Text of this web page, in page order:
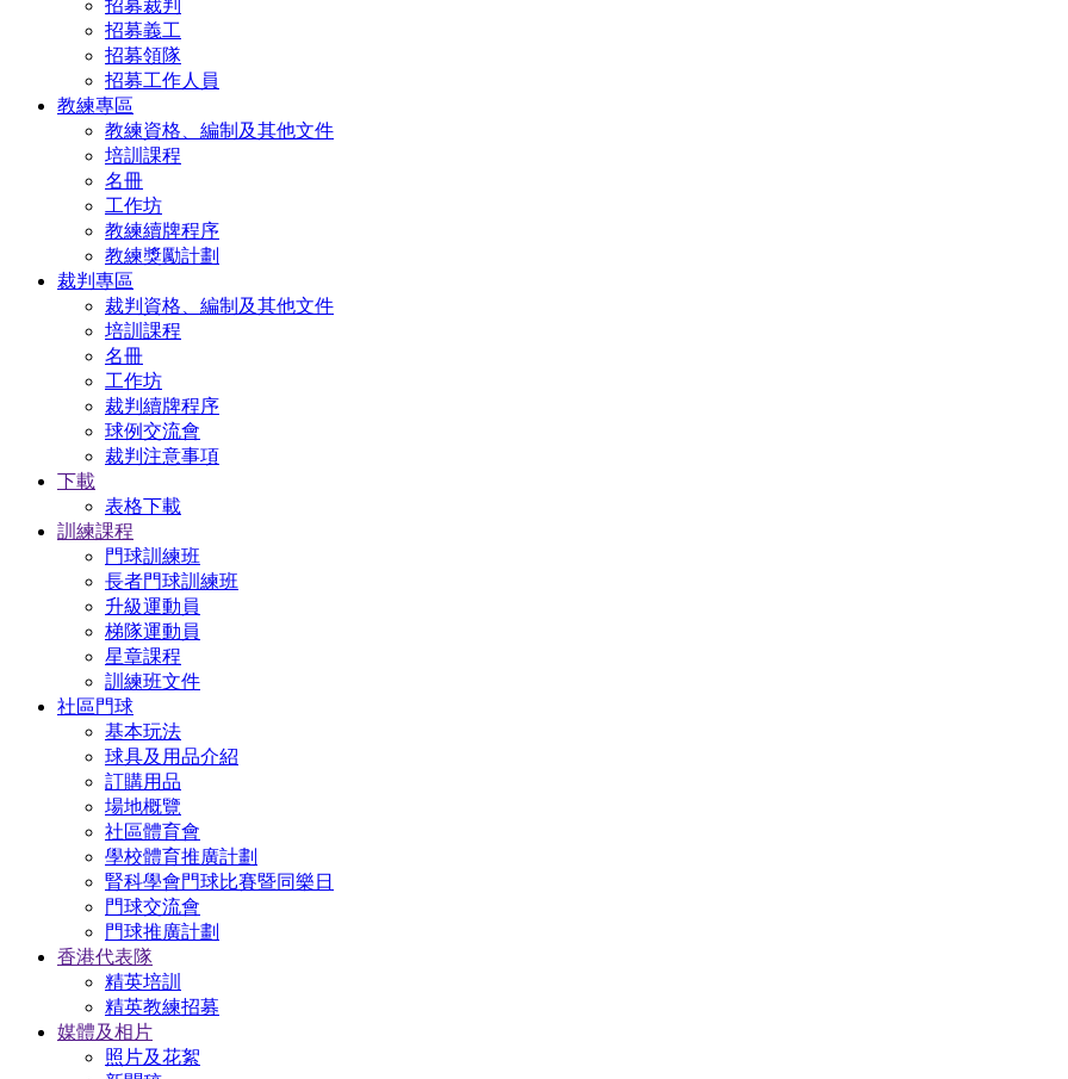
招募裁判
招募義工
招募領隊
招募工作人員
教練專區
教練資格、編制及其他文件
培訓課程
名冊
工作坊
教練續牌程序
教練獎勵計劃
裁判專區
裁判資格、編制及其他文件
培訓課程
名冊
工作坊
裁判續牌程序
球例交流會
裁判注意事項
下載
表格下載
訓練課程
門球訓練班
長者門球訓練班
升級運動員
梯隊運動員
星章課程
訓練班文件
社區門球
基本玩法
球具及用品介紹
訂購用品
場地概覽
社區體育會
學校體育推廣計劃
腎科學會門球比賽暨同樂日
門球交流會
門球推廣計劃
香港代表隊
精英培訓
精英教練招募
媒體及相片
照片及花絮